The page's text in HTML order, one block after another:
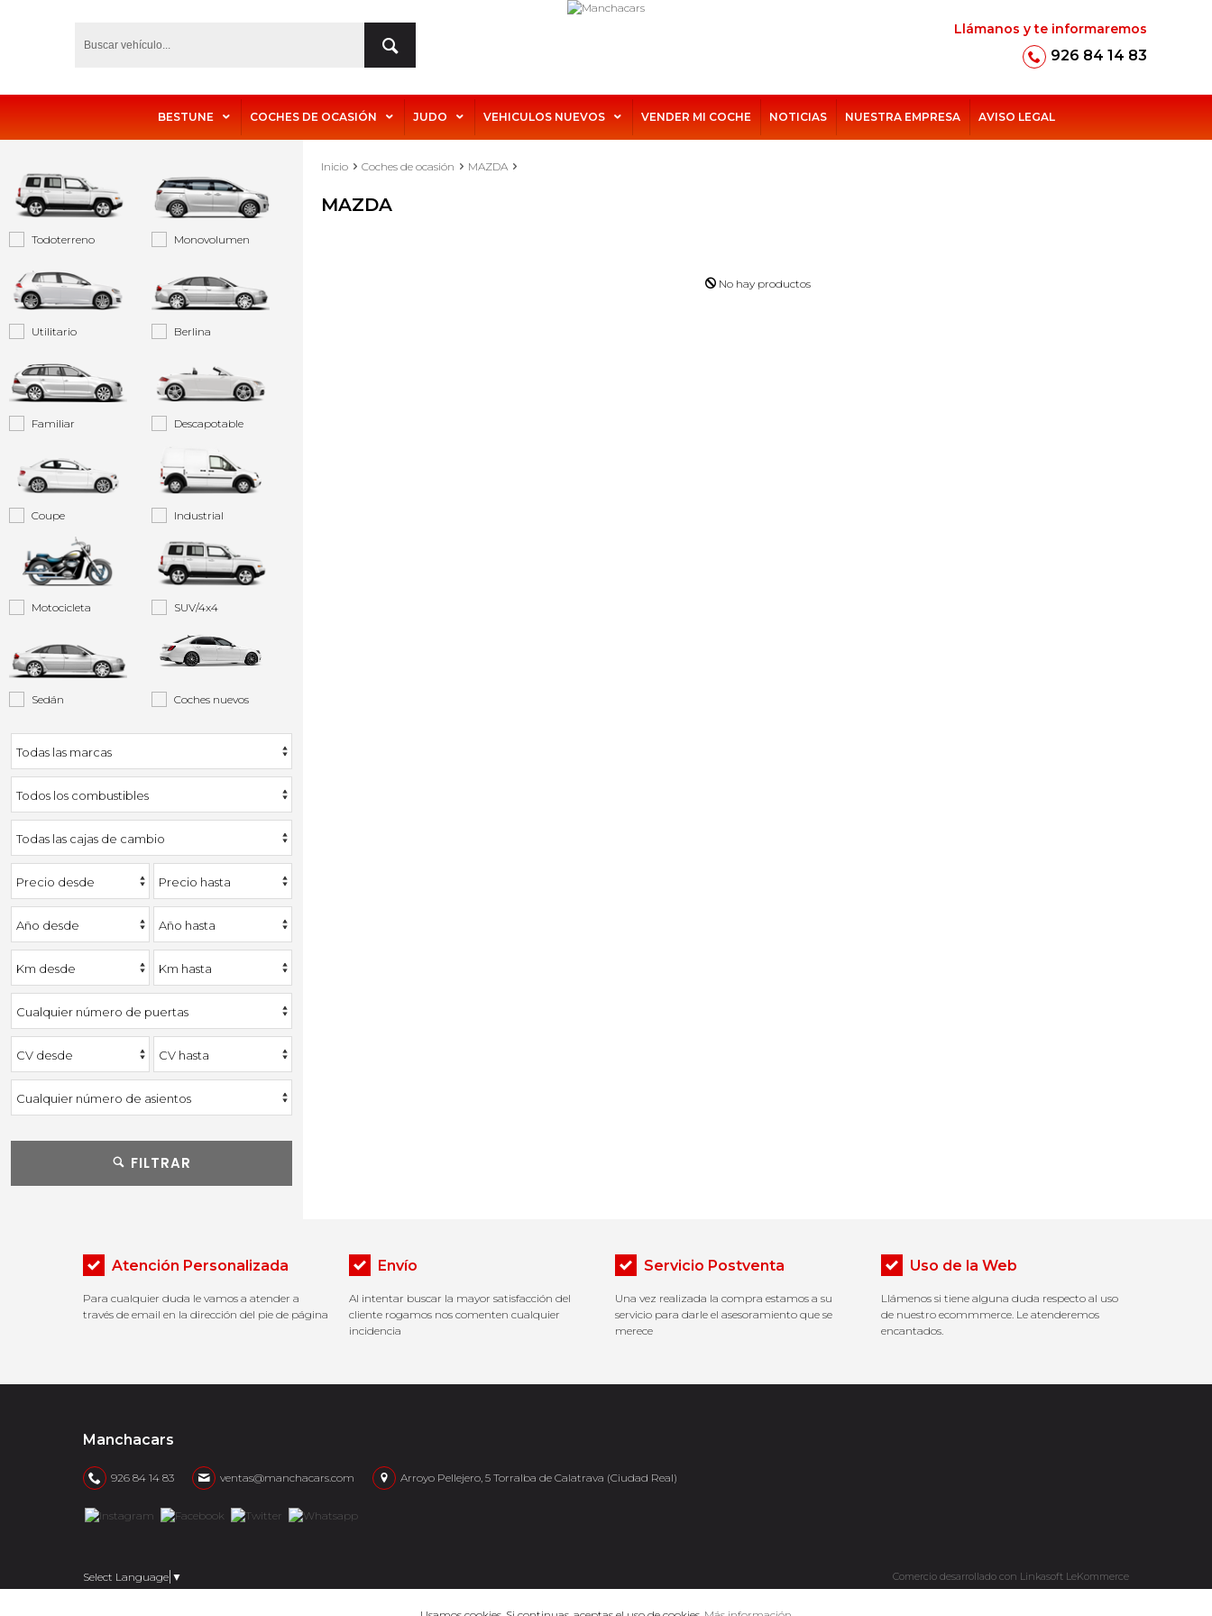
Llámanos y te informaremos
926 84 14 83
BESTUNE COCHES DE OCASIÓN JUDO VEHICULOS NUEVOS VENDER MI COCHE NOTICIAS NUESTRA EMPRESA AVISO LEGAL
Todoterreno Monovolumen
Utilitario Berlina
Familiar Descapotable
Coupe Industrial
Motocicleta SUV/4x4
Sedán Coches nuevos
FILTRAR
Inicio Coches de ocasión MAZDA
MAZDA
No hay productos
Atención Personalizada
Para cualquier duda le vamos a atender a
través de email en la dirección del pie de página
Envío
Al intentar buscar la mayor satisfacción del
cliente rogamos nos comenten cualquier
incidencia
Servicio Postventa
Una vez realizada la compra estamos a su
servicio para darle el asesoramiento que se
merece
Uso de la Web
Llámenos si tiene alguna duda respecto al uso
de nuestro ecommmerce. Le atenderemos
encantados.
Manchacars
926 84 14 83 ventas@manchacars.com Arroyo Pellejero, 5 Torralba de Calatrava (Ciudad Real)
Select Language ▼ Comercio desarrollado con Linkasoft LeKommerce